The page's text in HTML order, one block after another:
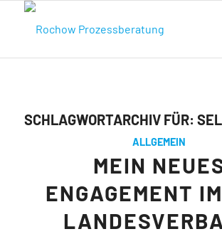
SCHLAGWORTARCHIV FÜR:
ALLGEMEIN
MEIN
ENGAGEMENT